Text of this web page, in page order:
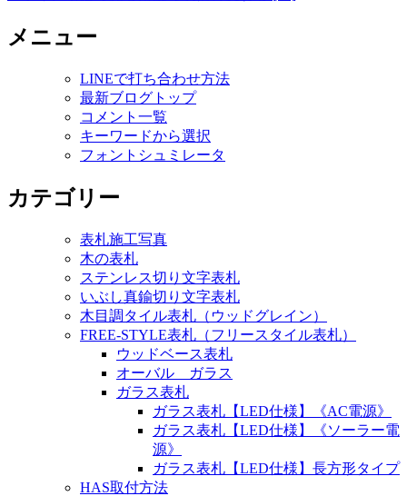
メニュー
LINEで打ち合わせ方法
最新ブログトップ
コメント一覧
キーワードから選択
フォントシュミレータ
カテゴリー
表札施工写真
木の表札
ステンレス切り文字表札
いぶし真鍮切り文字表札
木目調タイル表札（ウッドグレイン）
FREE-STYLE表札（フリースタイル表札）
ウッドベース表札
オーバル ガラス
ガラス表札
ガラス表札【LED仕様】《AC電源》
ガラス表札【LED仕様】《ソーラー電
源》
ガラス表札【LED仕様】長方形タイプ
HAS取付方法